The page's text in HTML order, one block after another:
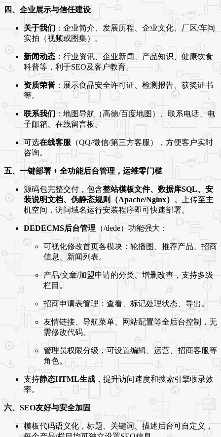
四、企业展示与信任建设
关于我们：企业简介、发展历程、企业文化、厂区/车间
实拍（视频或图集）。
新闻动态 ：行业资讯、企业新闻、产品知识、健康饮食
科普等，利于SEO及客户教育。
资质荣誉 ：展示食品安全许可证、检测报告、获奖证书
等。
联系我们：地图导航（高德/百度地图）、联系电话、电
子邮箱、在线留言板。
可选在线客服 （QQ/微信/第三方客服），方便客户实时
咨询。
五、一键部署 + 全功能后台管理，运维零门槛
源码包完整交付，包含整站模板文件、数据库SQL、安
装说明文档、伪静态规则（Apache/Nginx） 。上传至主
机空间，访问域名运行安装程序即可快速部署。
DEDECMS后台管理 （/dede）功能强大：
可视化修改首页各模块：轮播图、推荐产品、招商
信息、新闻列表。
产品/文章/加盟申请的分类、增删改查，支持多级
栏目。
招商申请表管理：查看、标记处理状态、导出。
友情链接、导航菜单、网站配置等全后台控制，无
需修改代码。
管理员权限分级，可设置编辑、运营、招商客服等
角色。
支持静态HTML生成，提升访问速度和搜索引擎收录效
率。
六、SEO友好与安全加固
模板代码语义化，标题、关键词、描述后台可自定义，